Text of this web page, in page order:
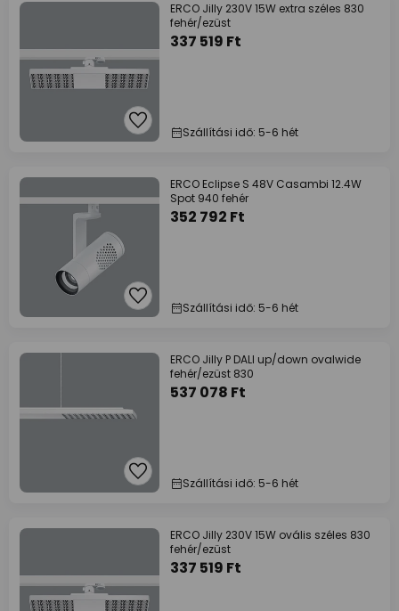
ERCO Jilly 230V 15W extra széles 830
fehér/ezüst
337 519 Ft
Szállítási idő: 5-6 hét
ERCO Eclipse S 48V Casambi 12.4W
Spot 940 fehér
352 792 Ft
Szállítási idő: 5-6 hét
ERCO Jilly P DALI up/down ovalwide
fehér/ezüst 830
537 078 Ft
Szállítási idő: 5-6 hét
ERCO Jilly 230V 15W ovális széles 830
fehér/ezüst
337 519 Ft